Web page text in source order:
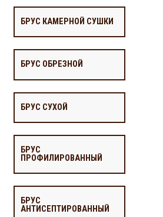
БРУС КАМЕРНОЙ СУШКИ
БРУС ОБРЕЗНОЙ
БРУС СУХОЙ
БРУС
ПРОФИЛИРОВАННЫЙ
БРУС
АНТИСЕПТИРОВАННЫЙ